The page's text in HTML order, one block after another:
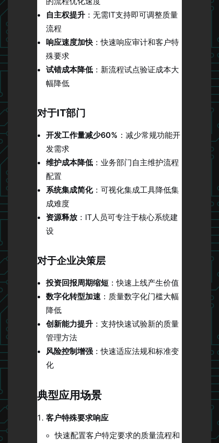
自主权提升 ：无需IT支持即可调整质量
流程
响应速度加快 ：快速响应审计和客户特
殊要求
试错成本降低 ：新流程试点验证成本大
幅降低
对于IT部门
开发工作量减少60% ：减少常规功能开
发需求
维护成本降低 ：业务部门自主维护流程
配置
系统集成简化：可视化集成工具降低集
成难度
资源释放 ：IT人员可专注于核心系统建
设
对于企业决策层
投资回报周期缩短 ：快速上线产生价值
数字化转型加速 ：质量数字化门槛大幅
降低
创新能力提升 ：支持快速试验新的质量
管理方法
风险控制增强 ：快速适应法规和标准变
化
典型应用场景
客户特殊要求响应
快速配置客户特定要求的质量流程和